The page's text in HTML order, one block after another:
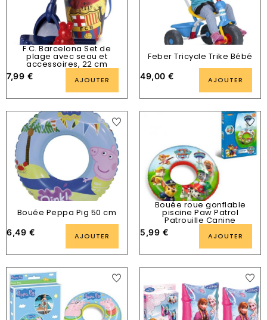
F.C. Barcelona Set de
plage avec seau et
accessoires, 22 cm
7,99 € AJOUTER
Feber Tricycle Trike Bébé
49,00 € AJOUTER
Bouée Peppa Pig 50 cm
6,49 € AJOUTER
Bouée roue gonflable
piscine Paw Patrol
Patrouille Canine
5,99 € AJOUTER